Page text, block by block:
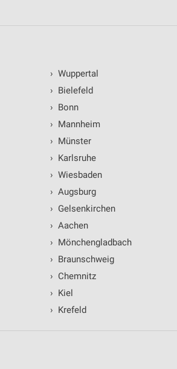
› Wuppertal
› Bielefeld
› Bonn
› Mannheim
› Münster
› Karlsruhe
› Wiesbaden
› Augsburg
› Gelsenkirchen
› Aachen
› Mönchengladbach
› Braunschweig
› Chemnitz
› Kiel
› Krefeld